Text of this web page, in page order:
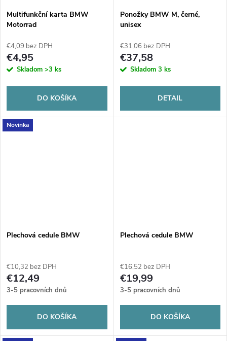
Multifunkční karta BMW
Motorrad
€4,09 bez DPH
€4,95
Skladom >3 ks
DO KOŠÍKA
Ponožky BMW M, černé,
unisex
€31,06 bez DPH
€37,58
Skladom 3 ks
DETAIL
Novinka
Plechová cedule BMW
€10,32 bez DPH
€12,49
3-5 pracovních dnů
DO KOŠÍKA
Plechová cedule BMW
€16,52 bez DPH
€19,99
3-5 pracovních dnů
DO KOŠÍKA